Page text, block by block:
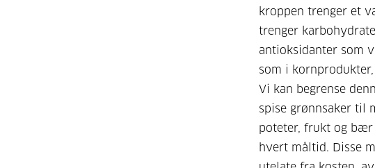
kroppen trenger et
trenger
antioksidanter som
som i
Vi kan begrense
spise grønnsaker til
poteter, frukt og bær
hvert måltid. Disse